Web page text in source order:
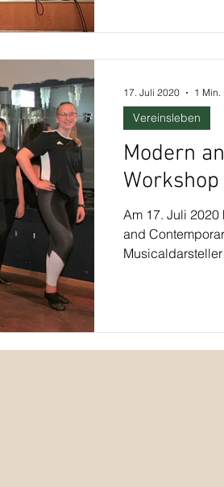
Modern
Am 17. Juli 2020
and
Vereinsleben
17. Juli 2020 1 Min.